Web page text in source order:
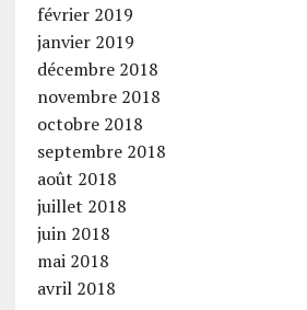
février 2019
janvier 2019
décembre 2018
novembre 2018
octobre 2018
septembre 2018
août 2018
juillet 2018
juin 2018
mai 2018
avril 2018